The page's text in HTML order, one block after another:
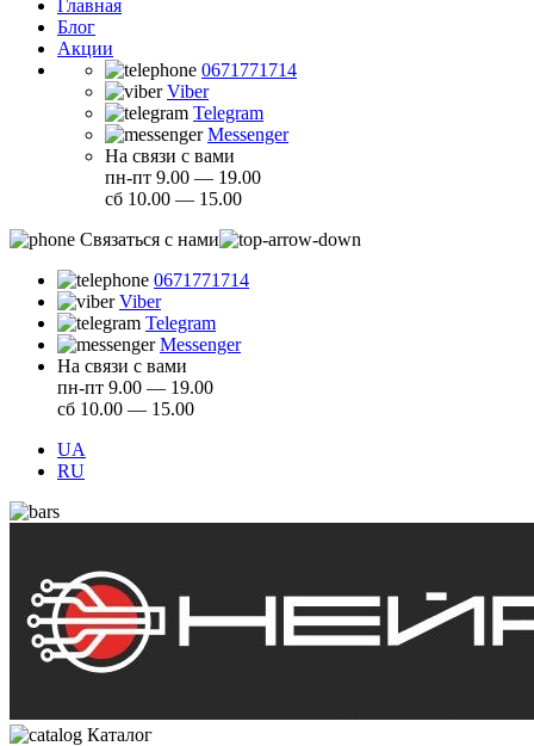
Главная
Блог
Акции
0671771714
Viber
Telegram
Messenger
На связи с вами
пн-пт 9.00 — 19.00
сб 10.00 — 15.00
Связаться с нами
0671771714
Viber
Telegram
Messenger
На связи с вами
пн-пт 9.00 — 19.00
сб 10.00 — 15.00
UA
RU
Каталог